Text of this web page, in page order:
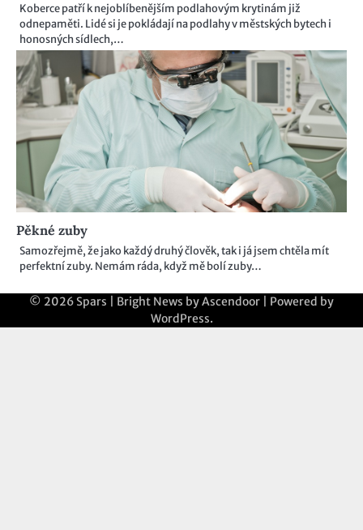
Koberce patří k nejoblíbenějším podlahovým krytinám již
odnepaměti. Lidé si je pokládají na podlahy v městských bytech i
honosných sídlech,…
Pěkné zuby
Samozřejmě, že jako každý druhý člověk, tak i já jsem chtěla mít
perfektní zuby. Nemám ráda, když mě bolí zuby…
© 2026 Spars | Bright News byAscendoor | Powered by
WordPress.